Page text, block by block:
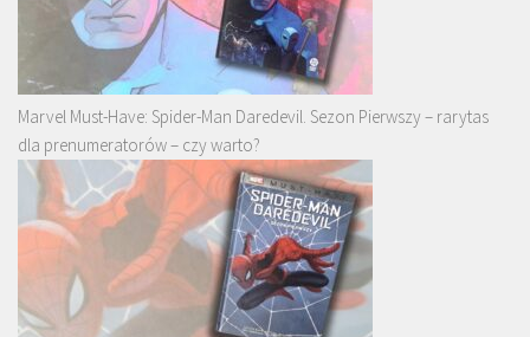
Marvel Must-Have: Spider-Man Daredevil. Sezon Pierwszy – rarytas
dla prenumeratorów – czy warto?